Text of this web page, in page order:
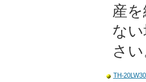
産
な
さい
TH-